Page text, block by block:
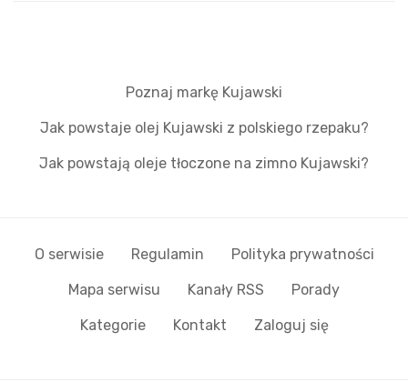
Poznaj markę Kujawski
Jak powstaje olej Kujawski z polskiego rzepaku?
Jak powstają oleje tłoczone na zimno Kujawski?
O serwisie Regulamin Polityka prywatności
Mapa serwisu Kanały RSS Porady
Kategorie Kontakt Zaloguj się